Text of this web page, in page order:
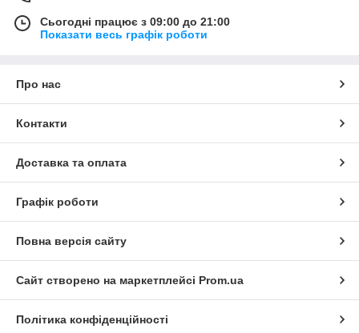
Сьогодні працює з 09:00 до 21:00
Показати весь графік роботи
Про нас
Контакти
Доставка та оплата
Графік роботи
Повна версія сайту
Сайт створено на маркетплейсі Prom.ua
Політика конфіденційності